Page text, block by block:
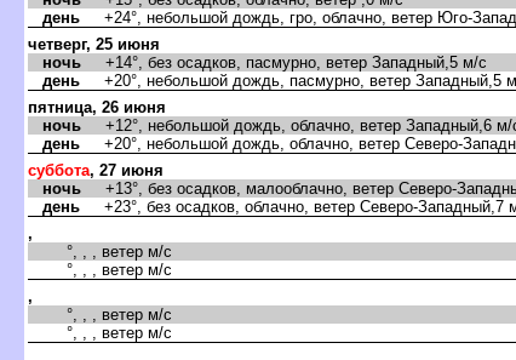
день +24°, небольшой дождь, гро, облачно, ветер Юго-
четверг, 25 июня
ночь +14°, без осадков, пасмурно, ветер Западный,5 м/с
день +20°, небольшой дождь, пасмурно, ветер Западный,5
пятница, 26 июня
ночь +12°, небольшой дождь, облачно, ветер Западный,6 м/
день +20°, небольшой дождь, облачно, ветер Северо-
суббота, 27 июня
ночь +13°, без осадков, малооблачно, ветер Северо-
день +23°, без осадков, облачно, ветер Северо-Западный,7
,
°, , , ветер м/с
°, , , ветер м/с
,
°, , , ветер м/с
°, , , ветер м/с